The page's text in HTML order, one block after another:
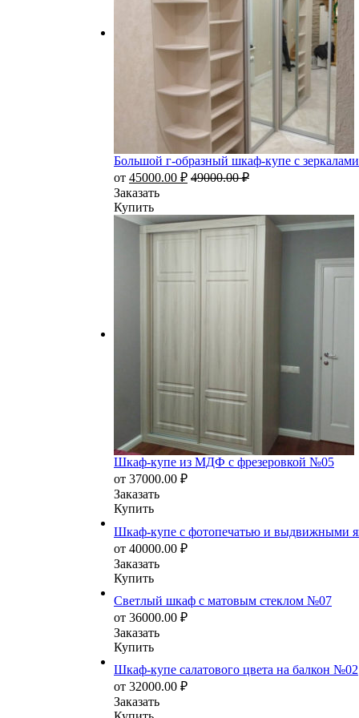
Большой г-образный шкаф-купе с
от 45000.00 ₽ 49000.00₽
Заказать
Купить
Шкаф-купе из МДФ с фрезеровкой №05
от 37000.00 ₽
Заказать
Купить
Шкаф-купе с фотопечатью и выдвижными
от 40000.00 ₽
Заказать
Купить
Светлый шкаф с матовым стеклом №07
от 36000.00 ₽
Заказать
Купить
Шкаф-купе салатового цвета на балкон №02
от 32000.00 ₽
Заказать